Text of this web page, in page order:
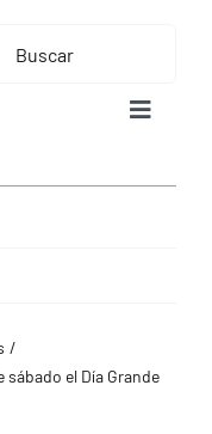
Toggle
sábado el Día Grande